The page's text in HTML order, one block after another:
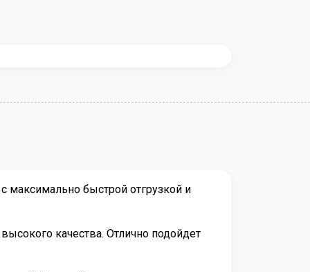
максимально быстрой отгрузкой и
качества. Отлично подойдет